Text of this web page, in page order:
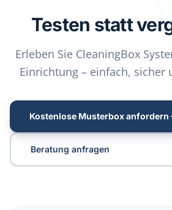
Testen statt
Erleben Sie CleaningBox
Einrichtung – einfach, sicher
Kostenlose Musterbox anfordern
Beratung anfragen